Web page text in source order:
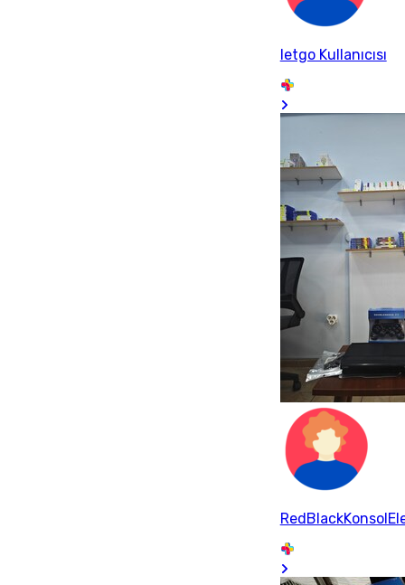
letgo Kullanıcısı